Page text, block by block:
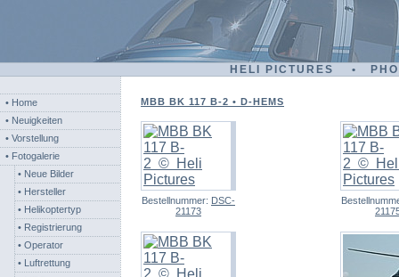
HELI PICTURES •
• Home
• Neuigkeiten
• Vorstellung
• Fotogalerie
• Neue Bilder
• Hersteller
• Helikoptertyp
• Registrierung
• Operator
• Luftrettung
MBB BK 117 B-2 • D-HEMS
Bestellnummer: DSC-
21173